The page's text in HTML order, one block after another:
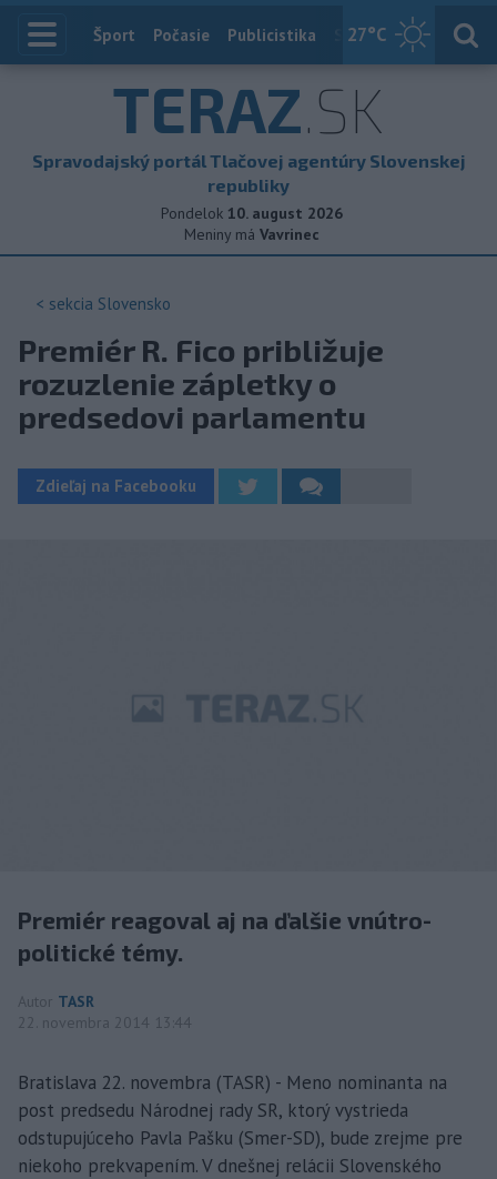
27°C
Index
Šport Počasie Publicistika Slovensko
TERAZ.SK
Spravodajský portál Tlačovej agentúry Slovenskej
republiky
Pondelok 10. august 2026
Meniny má Vavrinec
< sekcia Slovensko
Premiér R. Fico približuje
rozuzlenie zápletky o
predsedovi parlamentu
Zdieľaj na Facebooku
Premiér reagoval aj na ďalšie vnútro-
politické témy.
Autor TASR
22. novembra 2014 13:44
Bratislava 22. novembra (TASR) - Meno nominanta na
post predsedu Národnej rady SR, ktorý vystrieda
odstupujúceho Pavla Pašku (Smer-SD), bude zrejme pre
niekoho prekvapením. V dnešnej relácii Slovenského